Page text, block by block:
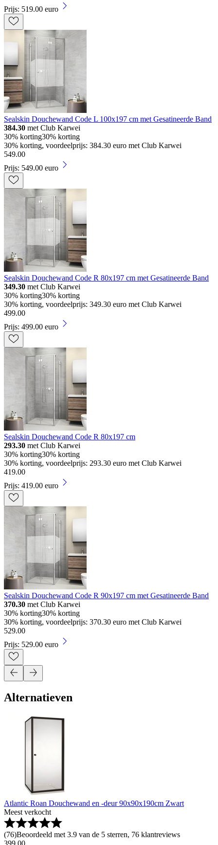
Prijs: 519.00 euro
Sealskin Douchewand Code L 100x197 cm met Gesatineerde Band
384.30 met Club Karwei
30% korting30% korting
30% korting, voordeelprijs: 384.30 euro met Club Karwei
549.00
Prijs: 549.00 euro
Sealskin Douchewand Code R 80x197 cm met Gesatineerde Band
349.30 met Club Karwei
30% korting30% korting
30% korting, voordeelprijs: 349.30 euro met Club Karwei
499.00
Prijs: 499.00 euro
Sealskin Douchewand Code R 80x197 cm
293.30 met Club Karwei
30% korting30% korting
30% korting, voordeelprijs: 293.30 euro met Club Karwei
419.00
Prijs: 419.00 euro
Sealskin Douchewand Code R 90x197 cm met Gesatineerde Band
370.30 met Club Karwei
30% korting30% korting
30% korting, voordeelprijs: 370.30 euro met Club Karwei
529.00
Prijs: 529.00 euro
Alternatieven
Atlantic Roan Douchewand en -deur 90x90x190cm Zwart
Meest verkocht
(76)Beoordeeld met 3.9 van de 5 sterren, 76 klantreviews
399 00